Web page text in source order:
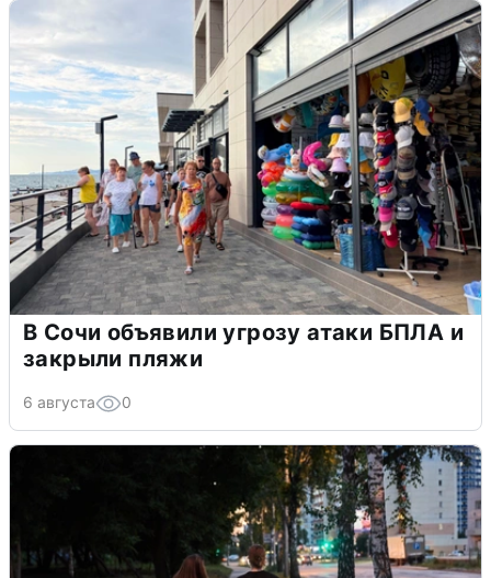
В Сочи объявили угрозу атаки БПЛА и
закрыли пляжи
6 августа 0